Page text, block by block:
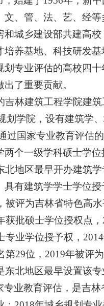
、管、法、艺、经
城乡建设部共建高
养基地、科技研发
专业评估的高校四
了重要贡献。
林建筑工程学院建
划学院，设有建筑学
过国家专业教育评估
个一级学科硕士学位
地区最早开办建筑
有建筑学学士学位
评为吉林省特色高
批硕士学位授权点
业学位授予权，
29位，2019年被评
北地区最早设置该
业教育评估，是吉